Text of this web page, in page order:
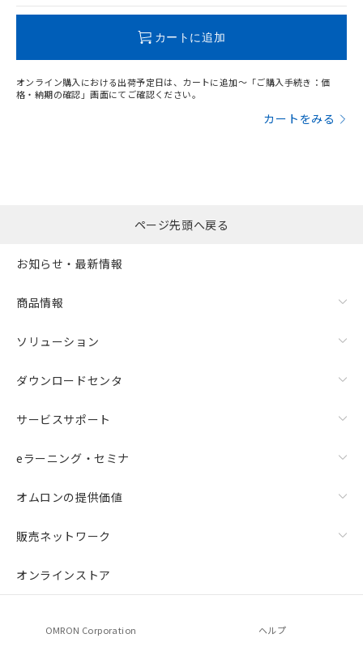
カートに追加
オンライン購入における出荷予定日は、カートに追加～「ご購入手続き：価
格・納期の確認」画面にてご確認ください。
カートをみる
ページ先頭へ戻る
お知らせ・最新情報
商品情報
ソリューション
ダウンロードセンタ
サービスサポート
eラーニング・セミナ
オムロンの提供価値
販売ネットワーク
オンラインストア
OMRON Corporation ヘルプ